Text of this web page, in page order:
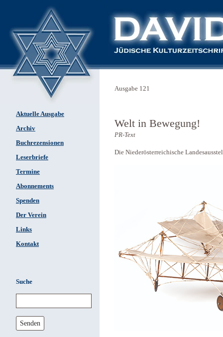
Aktuelle Ausgabe
Archiv
Buchrezensionen
Leserbriefe
Termine
Abonnements
Spenden
Der Verein
Links
Kontakt
Suche
Senden
Ausgabe 121
Welt in Bewegung!
PR-Text
Die Niederösterreichische